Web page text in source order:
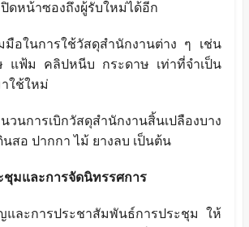
ดหน้าซองถึงผู้รับใหม่ได้อีก
อในการใช้วัสดุสำนักงานต่าง ๆ เช่น
แฟ้ม คลิปหนีบ กระดาษ เท่าที่จำเป็น
ใช้ใหม่
รเบิกวัสดุสำนักงานสิ้นเปลืองบาง
นสอ ปากกา ไม้ ยางลบ เป็นต้น
ชุมและการจัดนิทรรศการ
และการประชาสัมพันธ์การประชุม ให้